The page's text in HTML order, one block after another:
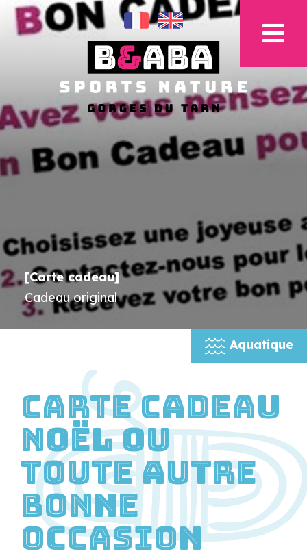
[Carte cadeau]
Cadeau original
Aquatique
Carte Cadeau
Noël ou
toute autre
bonne
occasion